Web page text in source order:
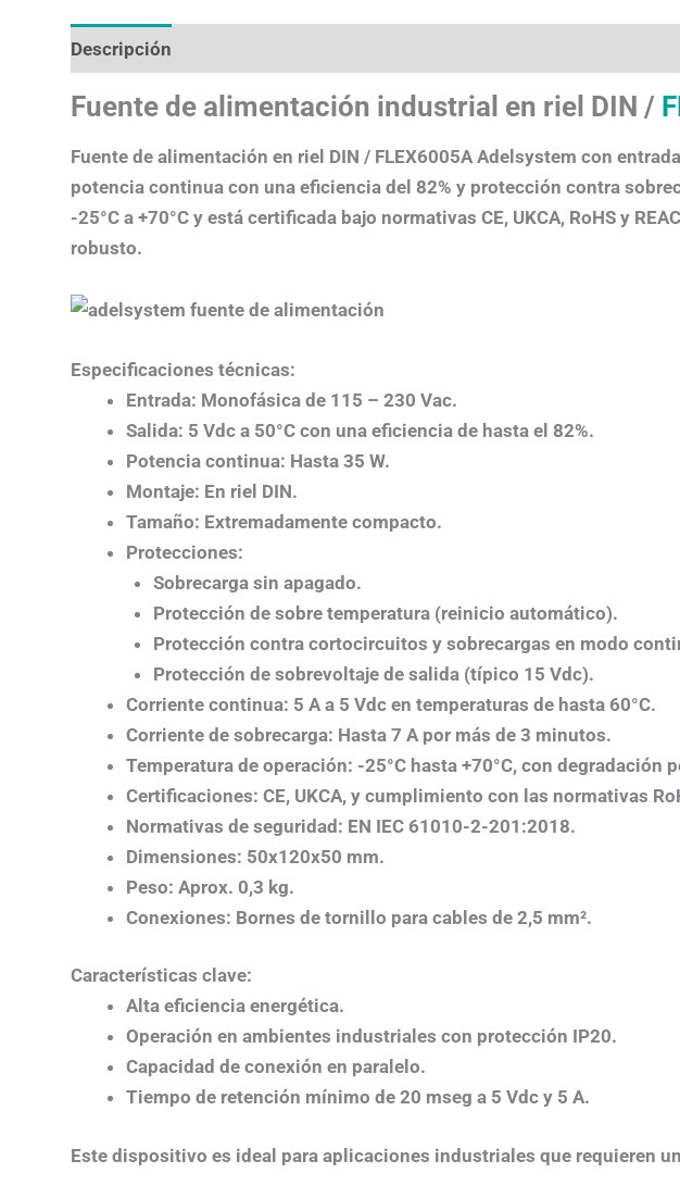
Descripción
Fuente de alimentación industrial en riel DIN /
Fuente de alimentación en riel DIN / FLEX6005A Adelsystem con
potencia continua con una eficiencia del 82% y protección contra
-25°C a +70°C y está certificada bajo normativas CE, UKCA, RoHS y
robusto.
Especificaciones técnicas:
Entrada: Monofásica de 115 – 230 Vac.
Salida: 5 Vdc a 50°C con una eficiencia de hasta el 82%.
Potencia continua: Hasta 35 W.
Montaje: En riel DIN.
Tamaño: Extremadamente compacto.
Protecciones:
Sobrecarga sin apagado.
Protección de sobre temperatura (reinicio automático).
Protección contra cortocircuitos y sobrecargas en modo
Protección de sobrevoltaje de salida (típico 15 Vdc).
Corriente continua: 5 A a 5 Vdc en temperaturas de hasta 60°C.
Corriente de sobrecarga: Hasta 7 A por más de 3 minutos.
Temperatura de operación: -25°C hasta +70°C, con degradación
Certificaciones: CE, UKCA, y cumplimiento con las normativas
Normativas de seguridad: EN IEC 61010-2-201:2018.
Dimensiones: 50x120x50 mm.
Peso: Aprox. 0,3 kg.
Conexiones: Bornes de tornillo para cables de 2,5 mm².
Características clave:
Alta eficiencia energética.
Operación en ambientes industriales con protección IP20.
Capacidad de conexión en paralelo.
Tiempo de retención mínimo de 20 mseg a 5 Vdc y 5 A.
Este dispositivo es ideal para aplicaciones industriales que requieren